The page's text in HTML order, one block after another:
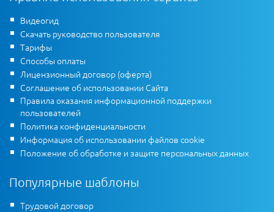
Видеогид
Скачать руководство пользователя
Тарифы
Способы оплаты
Лицензионный договор (оферта)
Соглашение об использовании Сайта
Правила оказания информационной поддержки
пользователей
Политика конфиденциальности
Информация об использовании файлов cookie
Положение об обработке и защите персональных данных
Популярные шаблоны
Трудовой договор